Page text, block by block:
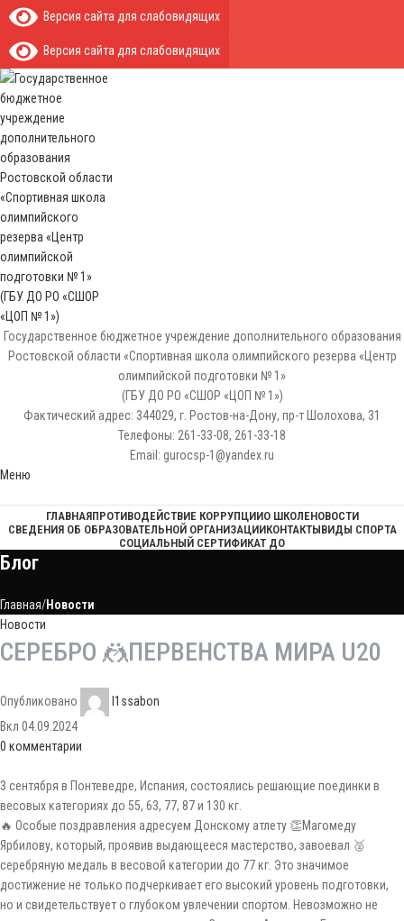
Версия сайта для слабовидящих
Версия сайта для слабовидящих
Государственное бюджетное учреждение дополнительного образования
Ростовской области «Спортивная школа олимпийского резерва «Центр
олимпийской подготовки № 1»
(ГБУ ДО РО «СШОР «ЦОП № 1»)
Фактический адрес: 344029, г. Ростов-на-Дону, пр-т Шолохова, 31
Телефоны: 261-33-08, 261-33-18
Email: gurocsp-1@yandex.ru
Меню
ГЛАВНАЯПРОТИВОДЕЙСТВИЕ КОРРУПЦИИО ШКОЛЕНОВОСТИ
СВЕДЕНИЯ ОБ ОБРАЗОВАТЕЛЬНОЙ ОРГАНИЗАЦИИКОНТАКТЫВИДЫ СПОРТА
СОЦИАЛЬНЫЙ СЕРТИФИКАТ ДО
Блог
Главная Новости
Новости
СЕРЕБРО 🤼ПЕРВЕНСТВА МИРА U20
Опубликовано
l1ssabon
Вкл 04.09.2024
0 комментарии
3 сентября в Понтеведре, Испания, состоялись решающие поединки в
весовых категориях до 55, 63, 77, 87 и 130 кг.
🔥 Особые поздравления адресуем Донскому атлету 👏Магомеду
Ярбилову, который, проявив выдающееся мастерство, завоевал 🥈
серебряную медаль в весовой категории до 77 кг. Это значимое
достижение не только подчеркивает его высокий уровень подготовки,
но и свидетельствует о глубоком увлечении спортом. Невозможно не